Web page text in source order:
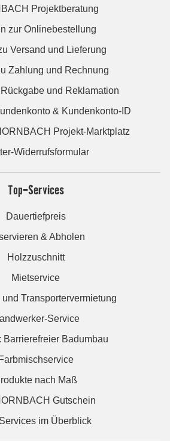
Projektberatung
zur Onlinebestellung
Versand und Lieferung
Zahlung und Rechnung
und Reklamation
& Kundenkonto-ID
Projekt-Marktplatz
Widerrufsformular
Top-Services
Dauertiefpreis
& Abholen
Holzzuschnitt
Mietservice
Transportervermietung
Service
Barrierefreier Badumbau
Farbmischservice
nach Maß
Gutschein
im Überblick